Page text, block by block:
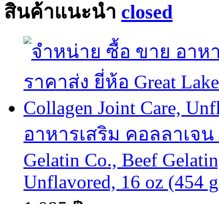
สินค้าแนะนำ
อาหารเสริม คอลลาเจน
Gelatin Co., Beef
Unflavored, 16 oz (454